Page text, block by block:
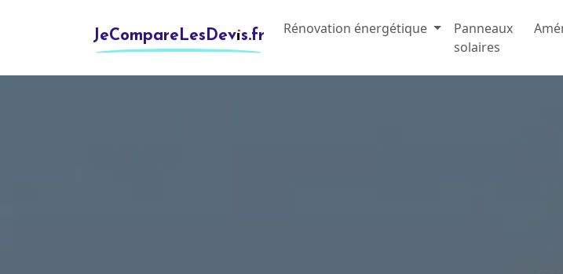
JeCompareLesDevis.fr Rénovation énergétique
Panneaux
solaires